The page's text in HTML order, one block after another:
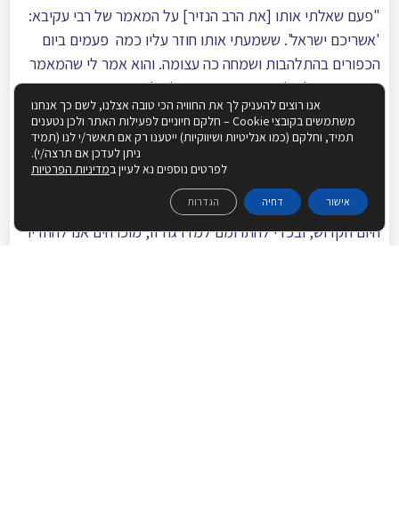
"פעם שאלתי אותו [את הרב הנזיר] על המאמר של רבי עקיבא:
'אשריכם ישראל'. ששמעתי אותו חוזר עליו כמה פעמים ביום
הכפורים בהתלהבות ושמחה כה עצומה. והוא אמר לי שהמאמר
הזה הוא סגולה להחדיר אהבת ישראל בלב האדם, ובפרט אם
הוא נאמר מתוך שמחה, כי שמחה היא המפתח לאהבה, שכן אנו
אומרים: 'אשר ברא ששון ושמחה וכו' גילה רינה דיצה וחדוה –
אהבה ואחוה שלום ורעות'. ואמר לי בשם מרן הרב זצ"ל, שכל
עבודת יום הכפורים הוא בכדי להגיע להתרוממות עילאית של
אהבת השם המתבטאת בקריאת 'שמע ישראל', שהיא חתימת
היום הקדוש, ובכדי להתרומם למדרגה זו, מוכרחים אנו להחדיר
אנו רוצים להעניק לך את החוויה הכי טובה אצלנו, לשם כך אנחנו
משתמשים בקובצי Cookie – חלקם חיוניים לפעילות האתר ולכן נטענים
תמיד, וחלקם (כמו אנליטיות ושיווקיות) ייטענו רק אם תאשר/י לנו (תמיד
ניתן לעדכן אם תרצה/י).
לפרטים נוספים נא לעיין במדיניות הפרטיות
אישור דחיה הגדרות